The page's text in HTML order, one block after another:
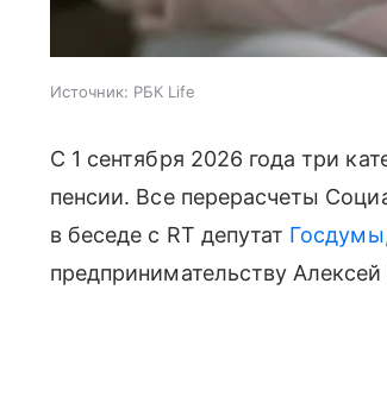
Источник: РБК Life
С 1 сентября 2026 года три
пенсии. Все перерасчеты
в беседе с RT депутат Госдумы
предпринимательству